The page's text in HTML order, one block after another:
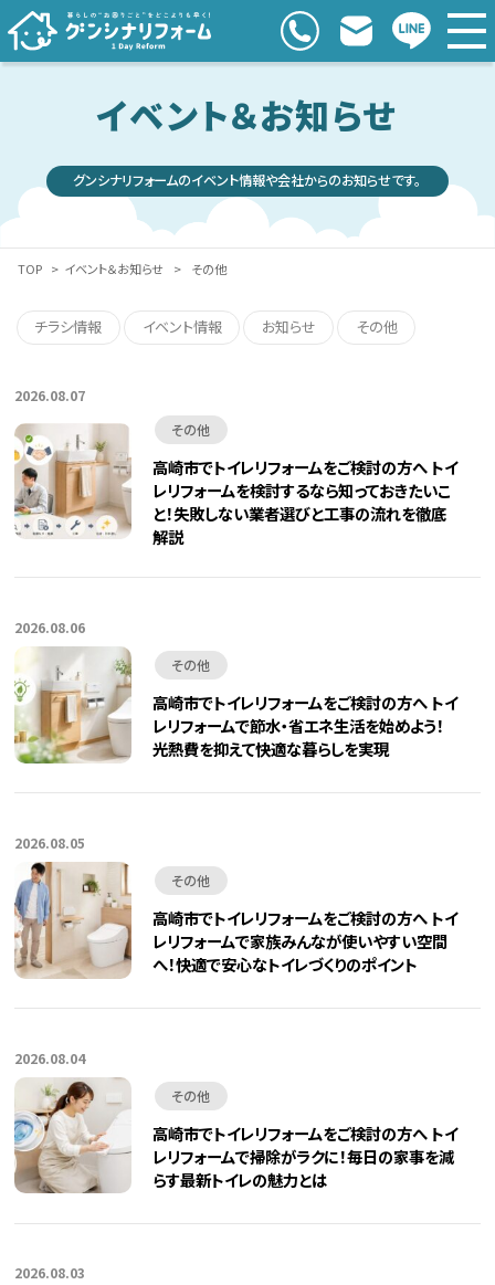
イベント＆お知らせ
グンシナリフォームのイベント情報や会社からのお知らせです。
TOP > イベント＆お知らせ > その他
チラシ情報 イベント情報 お知らせ その他
2026.08.07
その他
高崎市でトイレリフォームをご検討の方へ トイ
レリフォームを検討するなら知っておきたいこ
と！失敗しない業者選びと工事の流れを徹底
解説
2026.08.06
その他
高崎市でトイレリフォームをご検討の方へ トイ
レリフォームで節水・省エネ生活を始めよう！
光熱費を抑えて快適な暮らしを実現
2026.08.05
その他
高崎市でトイレリフォームをご検討の方へ トイ
レリフォームで家族みんなが使いやすい空間
へ！快適で安心なトイレづくりのポイント
2026.08.04
その他
高崎市でトイレリフォームをご検討の方へ トイ
レリフォームで掃除がラクに！毎日の家事を減
らす最新トイレの魅力とは
2026.08.03